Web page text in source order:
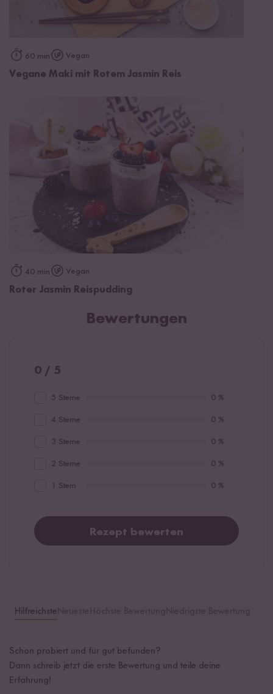
60 min Vegan
Vegane Maki mit Rotem Jasmin Reis
40 min Vegan
Roter Jasmin Reispudding
Bewertungen
0 / 5
5 Sterne 0 %
4 Sterne 0 %
3 Sterne 0 %
2 Sterne 0 %
1 Stern 0 %
Rezept bewerten
Hilfreichste
Schon probiert und für gut befunden?
Dann schreib jetzt die erste Bewertung und teile deine
Erfahrung!